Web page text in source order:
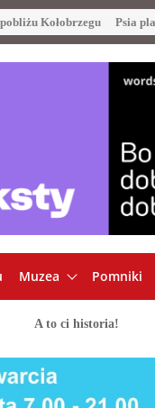
Kołobrzegu Psia
Muzea Pomniki
A to ci historia!